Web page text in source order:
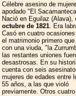
Célebre asesino de
apodado "El
Nació en Eguilaz (Alava),
octubre de 1821. Era
Casó en cuatro
el matrimonio primero
con una viuda, "la
las restantes uniones
desastrosas. En su
cuenta con seis
mujeres de edades entre
55 años, a las que violó
previamente. Otros cuatro